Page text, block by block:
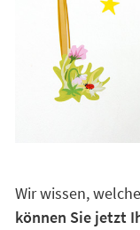
Wir wissen,
können Sie jetzt